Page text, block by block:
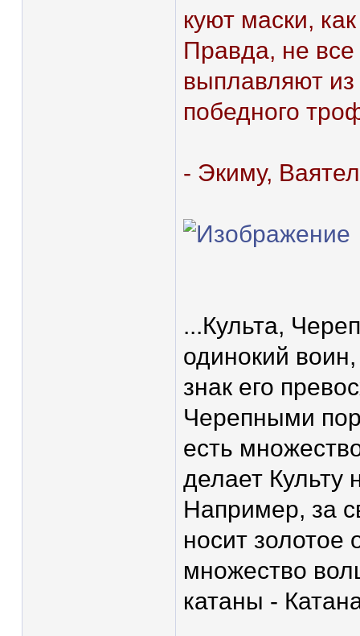
куют маски,
Правда, не все
выплавляют из
победного
- Экиму,
...Культа,
одинокий
знак его
Черепными
есть
делает
Например, за
носит золотое
множество
катаны -